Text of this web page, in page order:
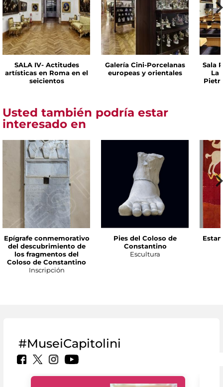
SALA IV- Actitudes
artísticas en Roma en el
seicientos
Galería Cini-Porcelanas
europeas y orientales
Sala
La
Usted también podría estar
interesado en
Epígrafe conmemorativo
del descubrimiento de
los fragmentos del
Coloso de Constantino
Inscripción
Pies del Coloso de
Constantino
Escultura
#MuseiCapitolini